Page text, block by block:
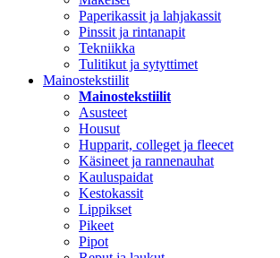
Paperikassit ja lahjakassit
Pinssit ja rintanapit
Tekniikka
Tulitikut ja sytyttimet
Mainostekstiilit
Mainostekstiilit
Asusteet
Housut
Hupparit, colleget ja fleecet
Käsineet ja rannenauhat
Kauluspaidat
Kestokassit
Lippikset
Pikeet
Pipot